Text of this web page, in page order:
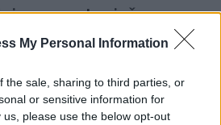
My Personal Information
the sale, sharing to third parties, or
or sensitive information for
please use the below opt-out
surengta vieša
atskleidė rūšiavimo